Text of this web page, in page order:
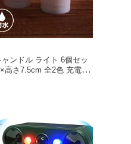
ンドル ライト 6個セッ
高さ7.5cm 全2色 充電式
ゆらゆら 炎 ゆらぎ 屋
ライト LEDキャンドル イ
庭 玄関 花壇 キャンドル